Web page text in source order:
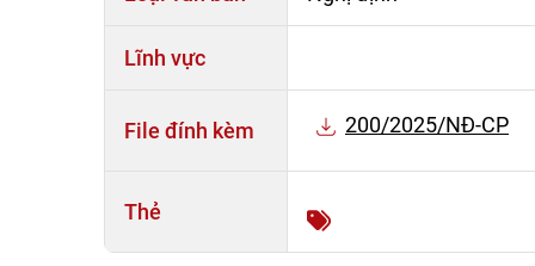
Lĩnh vực
File đính kèm 200/2025/NĐ-CP
Thẻ